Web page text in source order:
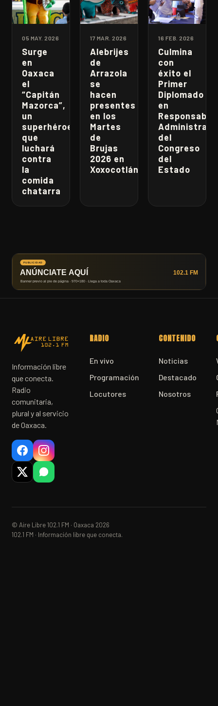
05 MAY. 2026
Surge
en
Oaxaca
el
“Capitán
Mazorca”,
un
superhéroe
que
luchará
contra
la
comida
chatarra
17 MAR. 2026
Alebrijes
de
Arrazola
se
hacen
presentes
en los
Martes
de
Brujas
2026 en
Xoxocotlán
16 FEB. 2026
Culmina
con
éxito el
Primer
Diplomado
en
del
Congreso
del
Estado
Información libre
que conecta.
Radio
comunitaria,
plural y al servicio
de Oaxaca.
RADIO
En vivo
Programación
Locutores
CONTENIDO
Noticias
Destacado
Nosotros
© Aire Libre 102.1 FM · Oaxaca 2026
102.1 FM · Información libre que conecta.